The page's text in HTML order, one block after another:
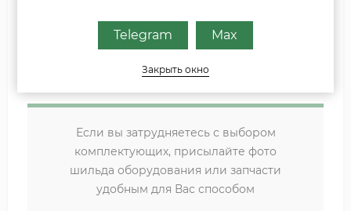
MAIN Four 18 F
MAIN Four 24
MAIN Four 240 F
Если вы затрудняетесь с выбором
комплектующих, присылайте фото
шильда оборудования или запчасти
удобным для Вас способом
Telegram Max
Закрыть окно